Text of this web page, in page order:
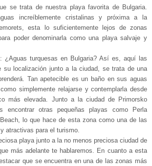
se trata de nuestra playa favorita de Bulgaria.
increíblemente cristalinas y próxima a la
esta lo suficientemente lejos de zonas
poder denominarla como una playa salvaje y
¿Aguas turquesas en Bulgaria? Así es, aquí las
su localización junto a la ciudad, se trata de una
Tan apetecible es un baño en sus aguas
simplemente relajarse y contemplarla desde
más elevada. Junto a la ciudad de Primorsko
encontrar otras pequeñas playas como Perla
lo que hace de esta zona como una de las
atractivas para el turismo.
playa junto a la no menos preciosa ciudad de
más adelante te hablaremos. En cuanto a esta
que se encuentra en una de las zonas más